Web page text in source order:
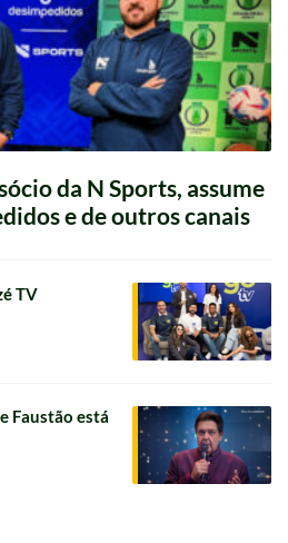
da N Sports, assume
e de outros canais
TV
Faustão está